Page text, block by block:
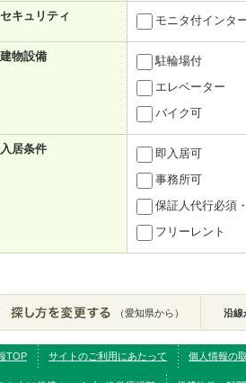
セキュリティ モニタ付インタ
建物設備 駐輪場付
エレベーター
バイク可
入居条件 即入居可
事務所可
保証人代行必須
フリーレント
（愛知県から） 沿線
TOP サイトのご利用にあたって 個人情報の